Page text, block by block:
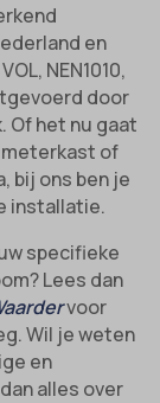
en
NEN1010,
door
Of het nu gaat
meterkast of
bij ons ben je
installatie.
specifieke
Lees dan
voor
Wil je weten
en
alles over